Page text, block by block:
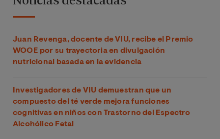
Juan Revenga, docente de VIU, recibe el Premio
WOOE por su trayectoria en divulgación
nutricional basada en la evidencia
Investigadores de VIU demuestran que un
compuesto del té verde mejora funciones
cognitivas en niños con Trastorno del Espectro
Alcohólico Fetal